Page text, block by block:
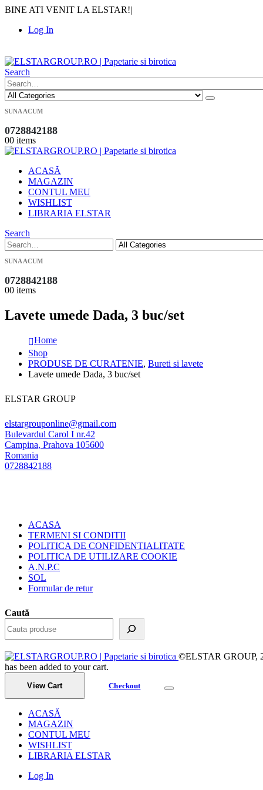
BINE ATI VENIT LA ELSTAR!|
Log In
Search
SUNA ACUM
0728842188
00 items
ACASĂ
MAGAZIN
CONTUL MEU
WISHLIST
LIBRARIA ELSTAR
Search
SUNA ACUM
0728842188
00 items
Lavete umede Dada, 3 buc/set
Home
Shop
PRODUSE DE CURATENIE, Bureti si lavete
Lavete umede Dada, 3 buc/set
ELSTAR GROUP
elstargrouponline@gmail.com
Bulevardul Carol I nr.42
Campina, Prahova 105600
Romania
0728842188
ACASA
TERMENI SI CONDITII
POLITICA DE CONFIDENTIALITATE
POLITICA DE UTILIZARE COOKIE
A.N.P.C
SOL
Formular de retur
Caută
©ELSTAR GROUP,
has been added to your cart.
View Cart Checkout
ACASĂ
MAGAZIN
CONTUL MEU
WISHLIST
LIBRARIA ELSTAR
Log In